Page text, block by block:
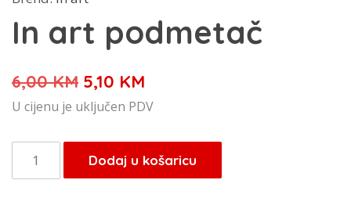
In art podmetač
6,00KM Izvorna
cijena
je:
6,00 KM.
5,10 KM
cijena
5,10 KM.
U cijenu je uključen PDV
art
Dodaj u košaricu